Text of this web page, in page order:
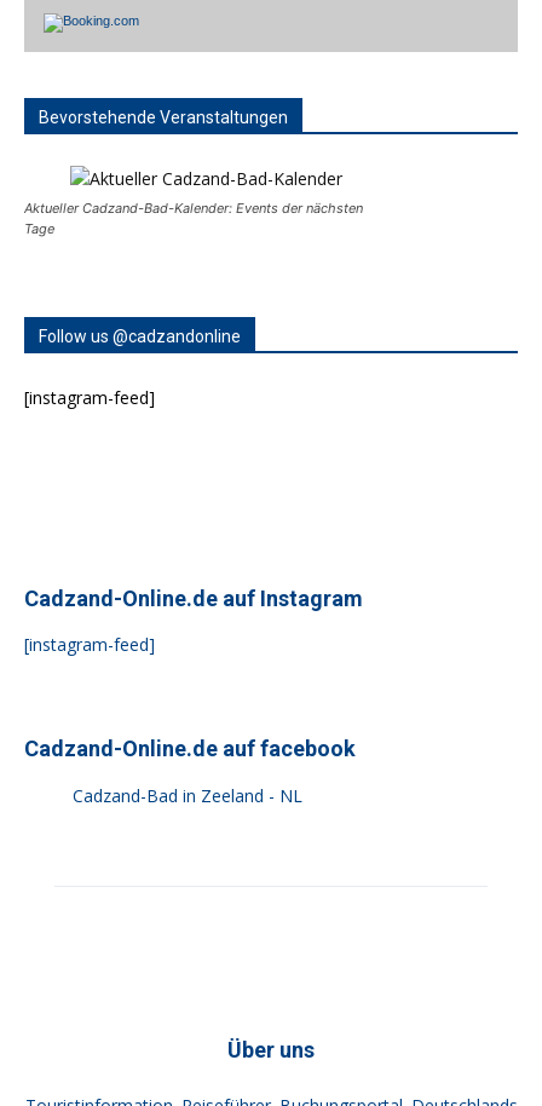
Bevorstehende Veranstaltungen
Aktueller Cadzand-Bad-Kalender: Events der nächsten
Tage
Follow us @cadzandonline
[instagram-feed]
Cadzand-Online.de auf Instagram
[instagram-feed]
Cadzand-Online.de auf facebook
Cadzand-Bad in Zeeland - NL
Über uns